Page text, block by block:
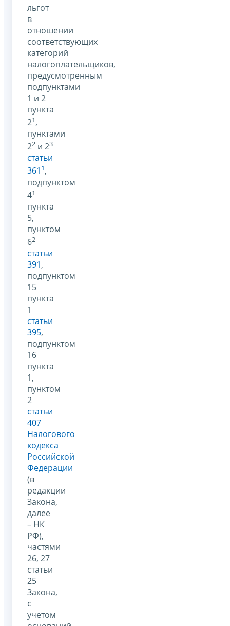
льгот
в
отношении
соответствующих
категорий
налогоплательщиков,
предусмотренным
подпунктами
1 и 2
пункта
21,
пунктами
22 и 23
статьи
361 1,
подпунктом
41
пункта
5,
пунктом
62
статьи
391,
подпунктом
15
пункта
1
статьи
395,
подпунктом
16
пункта
1,
пунктом
2
статьи
407
Налогового
кодекса
Российской
Федерации
(в
редакции
Закона,
далее
– НК
РФ),
частями
26, 27
статьи
25
Закона,
с
учетом